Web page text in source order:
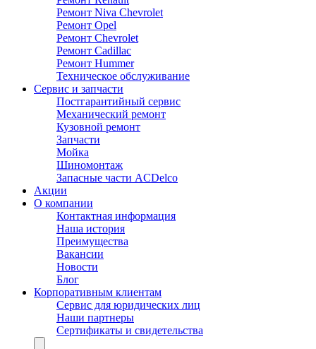
Ремонт Niva Chevrolet
Ремонт Opel
Ремонт Chevrolet
Ремонт Cadillac
Ремонт Hummer
Техническое обслуживание
Сервис и запчасти
Постгарантийный сервис
Механический ремонт
Кузовной ремонт
Запчасти
Мойка
Шиномонтаж
Запасные части ACDelco
Акции
О компании
Контактная информация
Наша история
Преимущества
Вакансии
Новости
Блог
Корпоративным клиентам
Сервис для юридических лиц
Наши партнеры
Сертификаты и свидетельства